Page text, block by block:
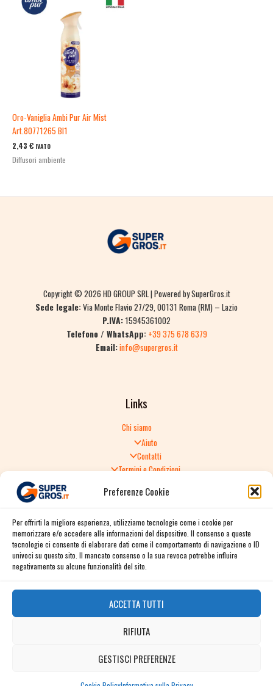
Preferenze Cookie
Per offrirti la migliore esperienza, utilizziamo tecnologie come i cookie per
memorizzare e/o accedere alle informazioni del dispositivo. Il consenso a queste
tecnologie ci consente di elaborare dati come il comportamento di navigazione o ID
univoci su questo sito. Il mancato consenso o la sua revoca potrebbe influire
negativamente su alcune funzionalità del sito.
ACCETTA TUTTI
RIFIUTA
GESTISCI PREFERENZE
Oro-Vaniglia Ambi Pur Air Mist
Art.80771265 Bl1
2,43 € IVATO
Diffusori ambiente
Copyright © 2026 HD GROUP SRL | Powered by SuperGros.it
Sede legale:Via Monte Flavio 27/29, 00131 Roma (RM) – Lazio
P.IVA:15945361002
Telefono / WhatsApp: +39 375 678 6379
Email:info@supergros.it
Links
Chi siamo
Aiuto
Contatti
Termini e Condizioni
Politica di Reso
Spedizione e consegna
Informativa sulla Privacy
Cookie Policy
Facebook
Instagram
Twitter / X